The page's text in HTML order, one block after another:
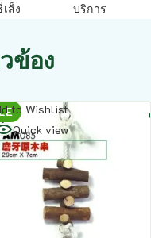
ส็ง
บริการ
ข้อง
to Wishlist
Quick view